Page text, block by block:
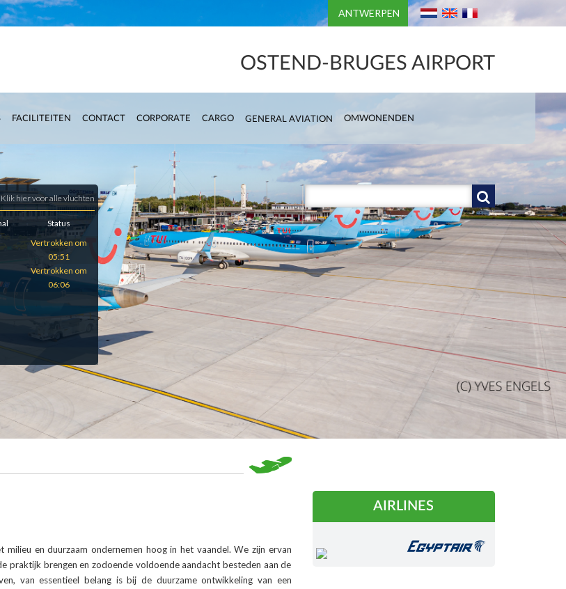
ANTWERPEN
OSTEND-BRUGES AIRPORT
FACILITEITEN CONTACT CORPORATE CARGO GENERAL AVIATION OMWONENDEN
Klik hier voor alle vluchten
Status
Vertrokken om
05:51
Vertrokken om
06:06
en duurzaam ondernemen hoog in het vaandel. We zijn ervan
praktijk brengen en zodoende voldoende aandacht besteden aan de
van essentieel belang is bij de duurzame ontwikkeling van een
AIRLINES